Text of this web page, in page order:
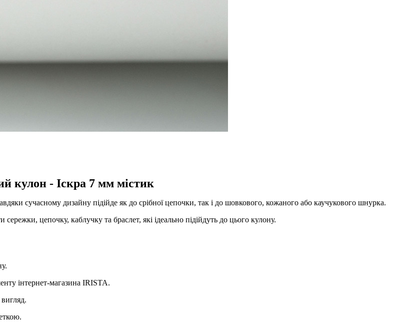
кулон - Іскра 7 мм містик
сучасному дизайну підійде як до срібної цепочки, так і до шовкового, кожаного або каучукового шнурка.
цепочку, каблучку та браслет, які ідеально підійдуть до цього кулону.
інтернет-магазина IRISTA.